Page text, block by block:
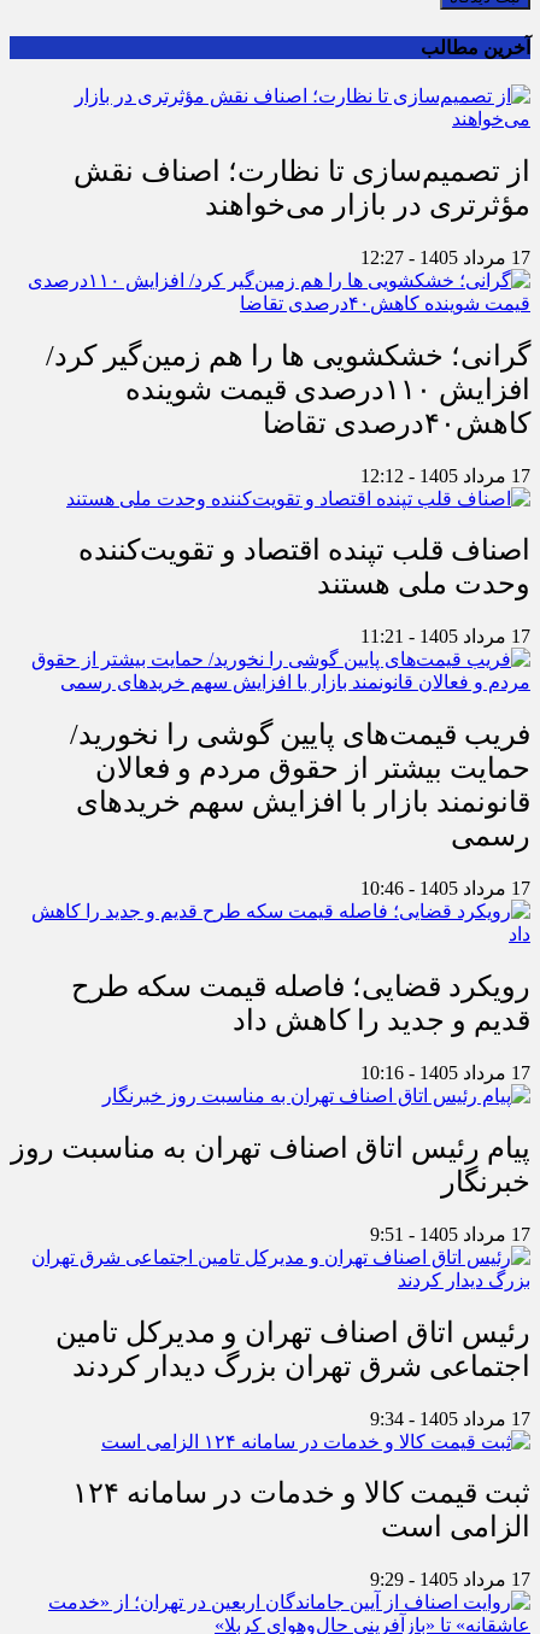
آخرین مطالب
از تصمیم‌سازی تا نظارت؛ اصناف نقش
مؤثرتری در بازار می‌خواهند
17 مرداد 1405 - 12:27
گرانی؛ خشکشویی‌ ها را هم زمین‌گیر کرد/
افزایش ۱۱۰درصدی قیمت شوینده
کاهش۴۰درصدی تقاضا
17 مرداد 1405 - 12:12
اصناف قلب تپنده اقتصاد و تقویت‌کننده
وحدت ملی هستند
17 مرداد 1405 - 11:21
فریب قیمت‌های پایین گوشی را نخورید/
حمایت بیشتر از حقوق مردم و فعالان
قانونمند بازار با افزایش سهم خریدهای
رسمی
17 مرداد 1405 - 10:46
رویکرد قضایی؛ فاصله قیمت سکه طرح
قدیم و جدید را کاهش داد
17 مرداد 1405 - 10:16
پیام رئیس اتاق اصناف تهران به مناسبت روز
خبرنگار
17 مرداد 1405 - 9:51
رئیس اتاق اصناف تهران و مدیرکل تامین
اجتماعی شرق تهران بزرگ دیدار کردند
17 مرداد 1405 - 9:34
ثبت قیمت کالا و خدمات در سامانه ۱۲۴
الزامی است
17 مرداد 1405 - 9:29